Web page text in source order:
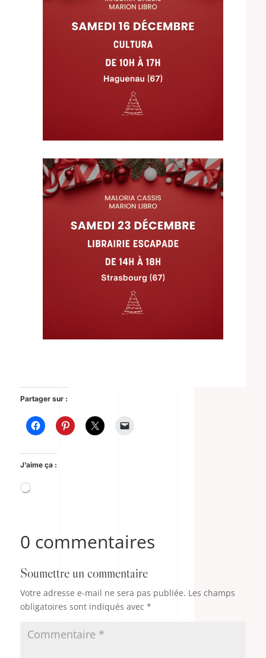
Partager sur :
J’aime ça :
Chargement…
0 commentaires
Soumettre un commentaire
Votre adresse e-mail ne sera pas publiée. Les champs
obligatoires sont indiqués avec *